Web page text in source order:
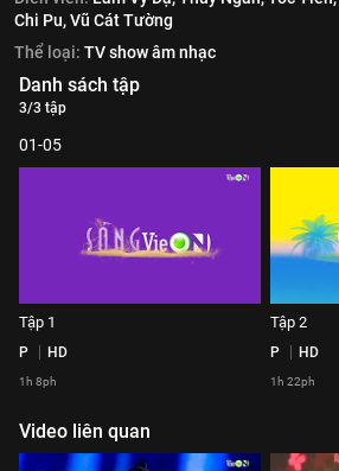
Chi Pu,Vũ Cát Tường
Thể loại: TV show âm nhạc
Danh sách tập
3/3 tập
01-05
Tập 1
P HD
1h 8ph
Tập 2
P HD
1h 22ph
Video liên quan